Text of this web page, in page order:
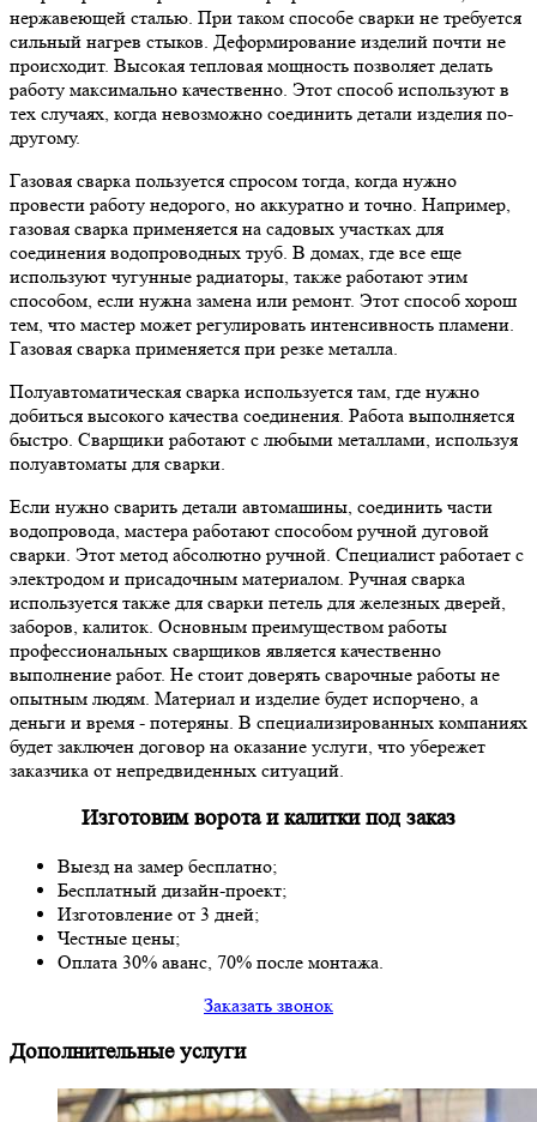
нержавеющей сталью. При таком способе сварки не требуется
сильный нагрев стыков. Деформирование изделий почти не
происходит. Высокая тепловая мощность позволяет делать
работу максимально качественно. Этот способ используют в
тех случаях, когда невозможно соединить детали изделия по-
другому.
Газовая сварка пользуется спросом тогда, когда нужно
провести работу недорого, но аккуратно и точно. Например,
газовая сварка применяется на садовых участках для
соединения водопроводных труб. В домах, где все еще
используют чугунные радиаторы, также работают этим
способом, если нужна замена или ремонт. Этот способ хорош
тем, что мастер может регулировать интенсивность пламени.
Газовая сварка применяется при резке металла.
Полуавтоматическая сварка используется там, где нужно
добиться высокого качества соединения. Работа выполняется
быстро. Сварщики работают с любыми металлами, используя
полуавтоматы для сварки.
Если нужно сварить детали автомашины, соединить части
водопровода, мастера работают способом ручной дуговой
сварки. Этот метод абсолютно ручной. Специалист работает с
электродом и присадочным материалом. Ручная сварка
используется также для сварки петель для железных дверей,
заборов, калиток. Основным преимуществом работы
профессиональных сварщиков является качественно
выполнение работ. Не стоит доверять сварочные работы не
опытным людям. Материал и изделие будет испорчено, а
деньги и время - потеряны. В специализированных компаниях
будет заключен договор на оказание услуги, что убережет
заказчика от непредвиденных ситуаций.
Изготовим ворота и калитки под заказ
Выезд на замер бесплатно;
Бесплатный дизайн-проект;
Изготовление от 3 дней;
Честные цены;
Оплата 30% аванс, 70% после монтажа.
Заказать звонок
Дополнительные услуги